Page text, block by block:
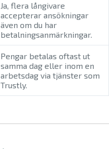
Ja, flera långivare
accepterar ansökningar
även om du har
betalningsanmärkningar.
Pengar betalas oftast ut
samma dag eller inom en
arbetsdag via tjänster som
Trustly.